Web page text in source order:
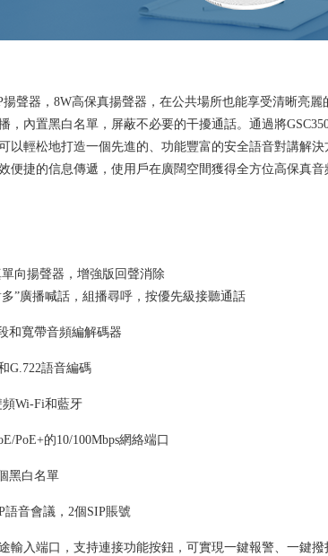
揚聲器，8W高保真揚聲器，在公共場所也能享受清晰亮
，內置黑白名單，屏蔽不必要的干擾通話。通過將
以輕松地打造一個先進的、功能豐富的安全語音對講解
便捷的信息傳遞，使用戶在廣闊空間獲得全方位高保真音
向揚聲器，增強版回聲消除
”廣播喊話，組播尋呼，按優先級接聽通話
和寬帶音頻編解碼器
G.722語音編碼
頻Wi-Fi和藍牙
PoE+的10/100Mbps網絡端口
黑白名單
語音會議，2個SIP賬號
輸入端口，支持連接功能按鈕，可實現一鍵報警、一鍵